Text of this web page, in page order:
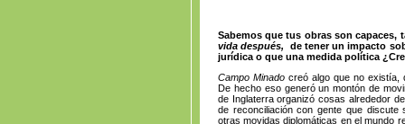
Sabemos que tus obras son capaces,
vida después,
de tener un impacto
jurídica o que una medida política
Campo Minadocreó algo que no existía,
De hecho eso generó un montón de
de Inglaterra organizó cosas alrededor
de reconciliación con gente que discute
otras movidas diplomáticas en el mundo